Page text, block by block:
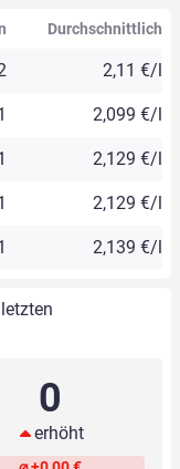
Durchschnittlich
2,11 €/l
2,099 €/l
2,129 €/l
2,129 €/l
2,139 €/l
0
erhöht